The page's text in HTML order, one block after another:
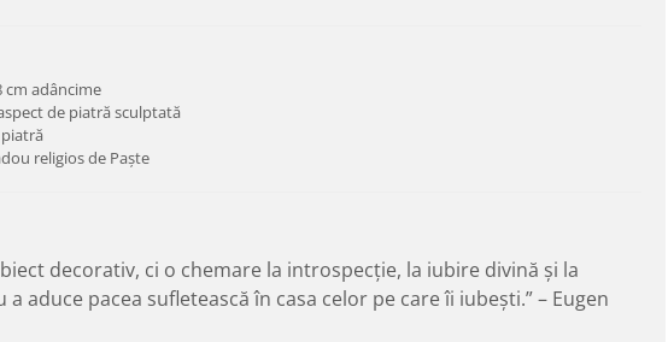
cm adâncime
de piatră sculptată
religios de Paște
decorativ, ci o chemare la introspecție, la iubire divină și la
aduce pacea sufletească în casa celor pe care îi iubești.” – Eugen